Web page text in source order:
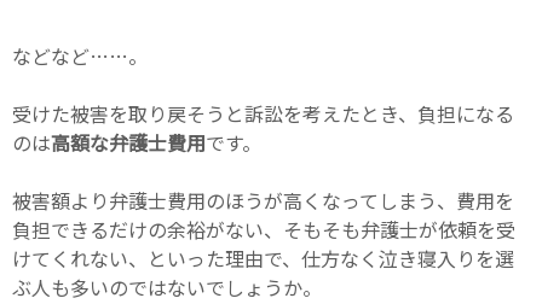
などなど……。
受けた被害を取り戻そうと訴訟を考えたとき、負担になる
のは高額な弁護士費用です。
被害額より弁護士費用のほうが高くなってしまう、費用を
負担できるだけの余裕がない、そもそも弁護士が依頼を受
けてくれない、といった理由で、仕方なく泣き寝入りを選
ぶ人も多いのではないでしょうか。